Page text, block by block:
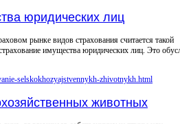
юридических лиц
рынке видов страхования считается такой
имущества юридических лиц. Это
животных